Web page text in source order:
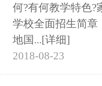
何?有何教学特色
学校全面招生简章
地国...[详细]
2018-08-23